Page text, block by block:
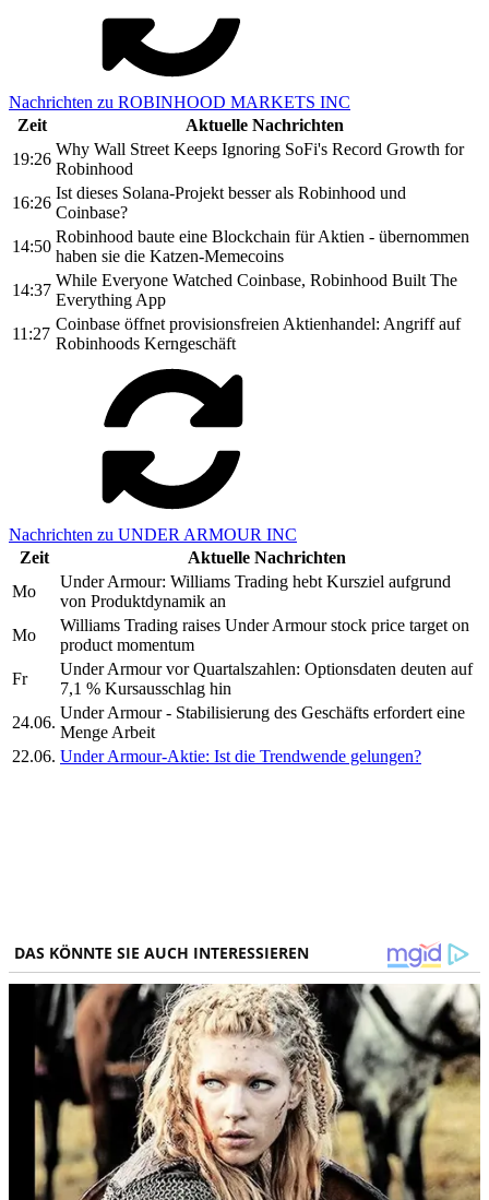
Nachrichten zu ROBINHOOD MARKETS INC
Zeit
Aktuelle Nachrichten
19:26
Why Wall Street Keeps Ignoring SoFi's Record Growth for
Robinhood
16:26
Ist dieses Solana-Projekt besser als Robinhood und
Coinbase?
14:50
Robinhood baute eine Blockchain für Aktien - übernommen
haben sie die Katzen-Memecoins
14:37
While Everyone Watched Coinbase, Robinhood Built The
Everything App
11:27
Coinbase öffnet provisionsfreien Aktienhandel: Angriff auf
Robinhoods Kerngeschäft
Nachrichten zu UNDER ARMOUR INC
Zeit
Aktuelle Nachrichten
Mo
Under Armour: Williams Trading hebt Kursziel aufgrund
von Produktdynamik an
Mo
Williams Trading raises Under Armour stock price target on
product momentum
Fr
Under Armour vor Quartalszahlen: Optionsdaten deuten auf
7,1 % Kursausschlag hin
24.06.
Under Armour - Stabilisierung des Geschäfts erfordert eine
Menge Arbeit
22.06. Under Armour-Aktie: Ist die Trendwende gelungen?